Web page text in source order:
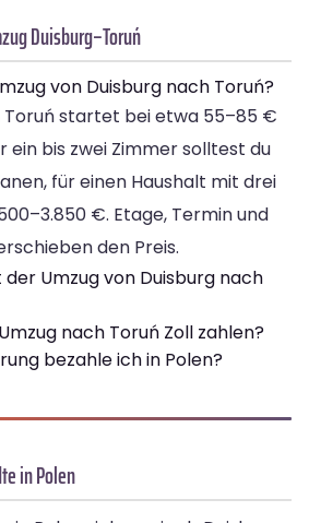
Duisburg–Toruń
von Duisburg nach Toruń?
Toruń startet bei etwa 55–85 €
ein bis zwei Zimmer solltest du
für einen Haushalt mit drei
€. Etage, Termin und
den Preis.
Umzug von Duisburg nach
nach Toruń Zoll zahlen?
bezahle ich in Polen?
in Polen